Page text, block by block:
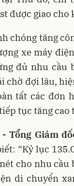
được giao cho
chóng tăng
xe máy
đủ nhu cầu
chờ đợi lâu,
tất các đơn
tục tăng
- Tổng Giám
“Kỷ lục
cho nhu
di chuyển